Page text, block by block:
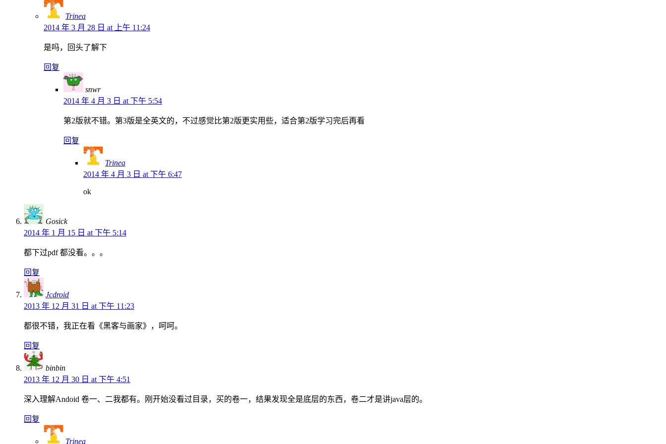
Trinea
2014 年 3 月 28 日 at 上午 11:24
是吗，回头了解下
回复
snwr
2014 年 4 月 3 日 at 下午 5:54
第2版就不错。第3版是全英文的，不过感觉比第2版更实用些，适合第2版学习完后再看
回复
Trinea
2014 年 4 月 3 日 at 下午 6:47
ok
Gosick
2014 年 1 月 15 日 at 下午 5:14
都下过pdf 都没看。。。
回复
Jcdroid
2013 年 12 月 31 日 at 下午 11:23
都很不错，我正在看《黑客与画家》，呵呵。
回复
binbin
2013 年 12 月 30 日 at 下午 4:51
深入理解Andoid 卷一、二我都有。刚开始没看过目录，买的卷一，结果发现全是底层的东西，卷二才是讲java层的。
回复
Trinea